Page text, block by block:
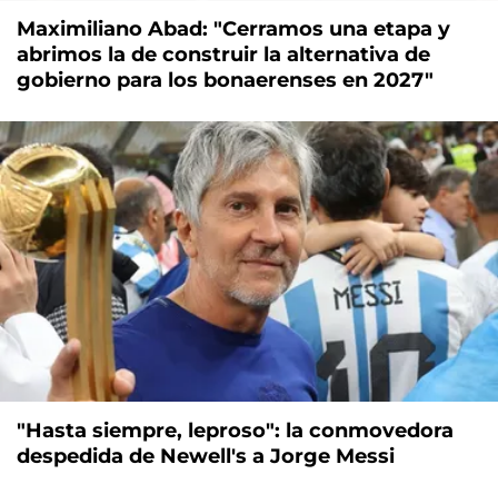
Maximiliano Abad: "Cerramos una etapa y
abrimos la de construir la alternativa de
gobierno para los bonaerenses en 2027"
"Hasta siempre, leproso": la conmovedora
despedida de Newell's a Jorge Messi